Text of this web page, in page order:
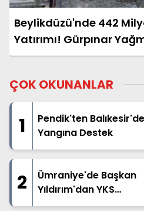
Beylikdüzü'nde 442
Yatırımı! Gürpınar
Temeli Atıldı
ÇOK OKUNANLAR
1
Pendik'ten
Yangına Destek
2
Ümraniye'de Başkan
Yıldırım'dan YKS
Adaylarına Destek